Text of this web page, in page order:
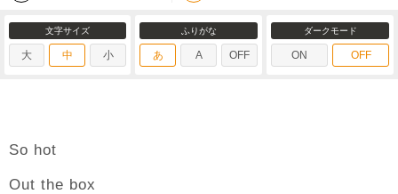
文字サイズ
大 中 小
ふりがな
あ A OFF
ダークモード
ON OFF
So hot
Out the box